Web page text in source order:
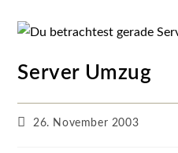
Server Umzug
Beitrag
26. November 2003